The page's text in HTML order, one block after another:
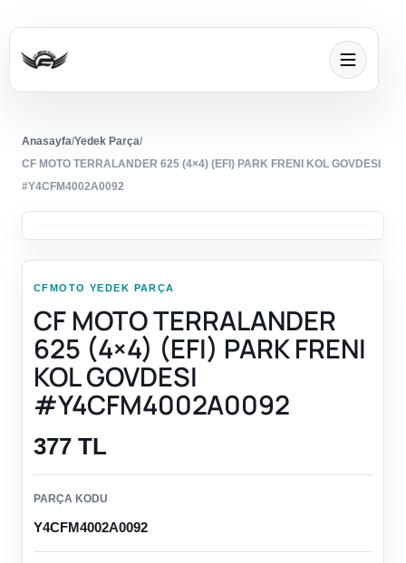
Anasayfa/Yedek Parça/
CF MOTO TERRALANDER 625 (4×4) (EFI) PARK FRENI KOL GOVDESI
#Y4CFM4002A0092
CFMOTO YEDEK PARÇA
CF MOTO TERRALANDER
625 (4×4) (EFI) PARK FRENI
KOL GOVDESI
#Y4CFM4002A0092
377 TL
PARÇA KODU
Y4CFM4002A0092